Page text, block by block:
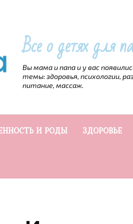
Все о детях
Вы мама и папа и у вас
темы: здоровья, психологии,
питание, массаж.
И РОДЫ ЗДОРОВЬЕ